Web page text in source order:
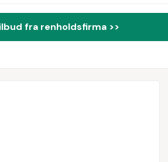
fra renholdsfirma >>